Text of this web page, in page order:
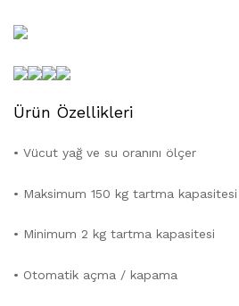
Ürün Özellikleri
• Vücut yağ ve su oranını ölçer
• Maksimum 150 kg tartma kapasitesi
• Minimum 2 kg tartma kapasitesi
• Otomatik açma / kapama